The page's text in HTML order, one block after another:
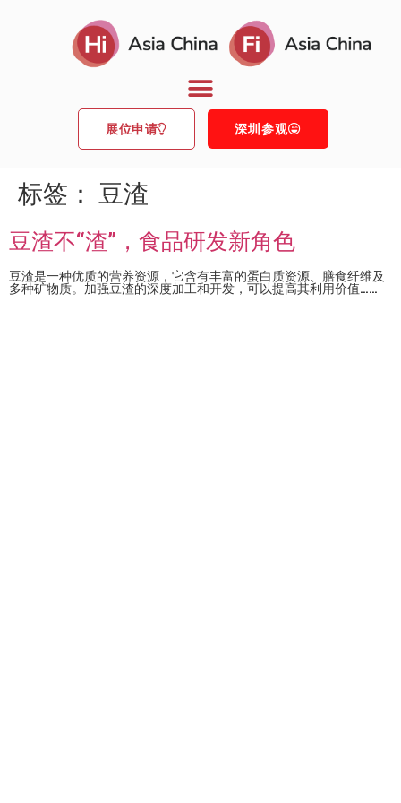
展位申请 深圳参观
标签： 豆渣
豆渣不“渣”，食品研发新角色
豆渣是一种优质的营养资源，它含有丰富的蛋白质资源、膳食纤维及
多种矿物质。加强豆渣的深度加工和开发，可以提高其利用价值……